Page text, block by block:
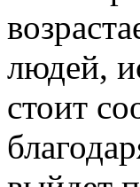
людей,
стоит